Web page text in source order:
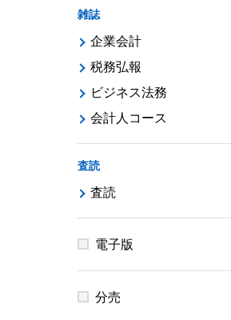
雑誌
企業会計
税務弘報
ビジネス法務
会計人コース
査読
査読
電子版
分売